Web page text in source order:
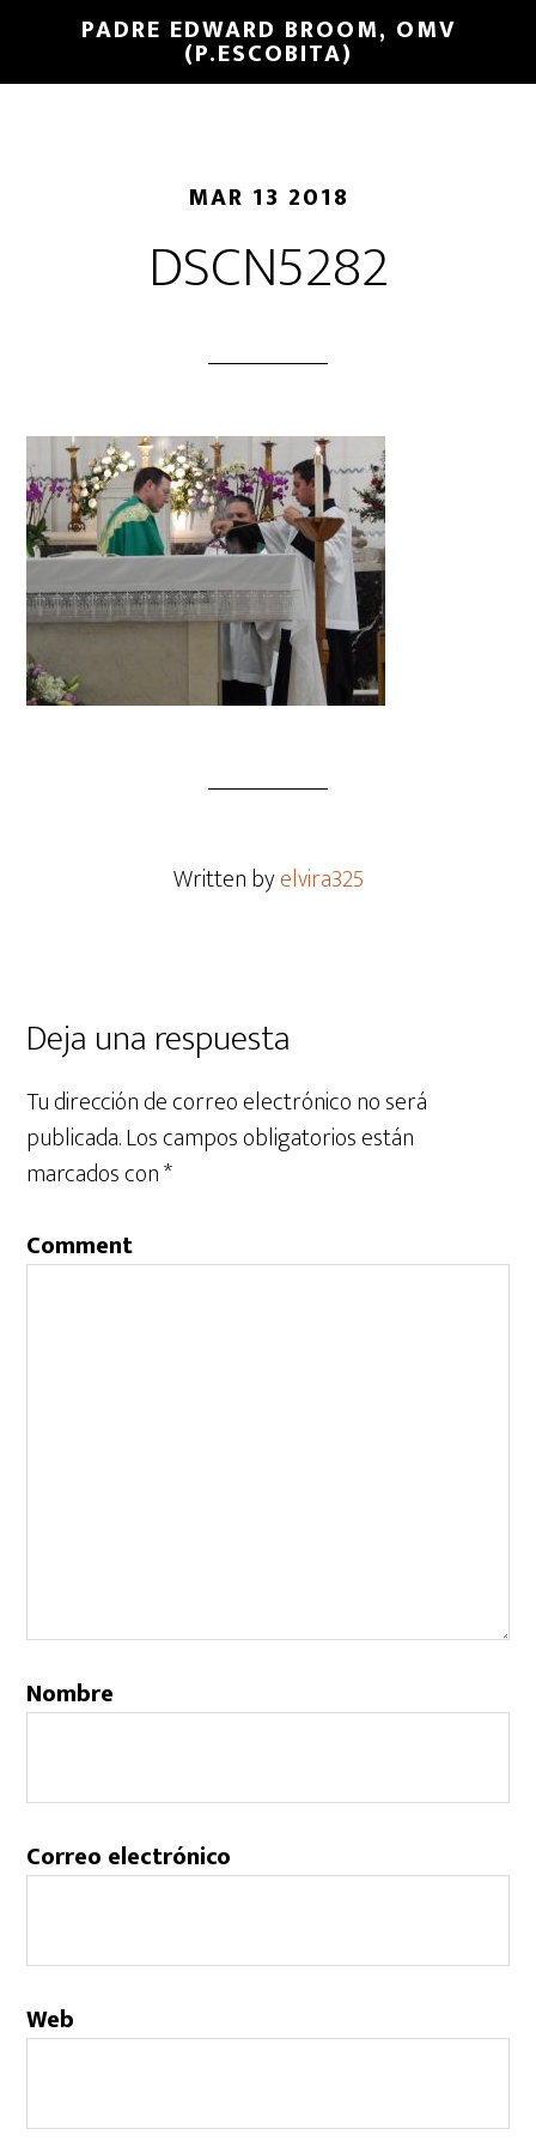
PADRE EDWARD BROOM, OMV
(P.ESCOBITA)
MAR 13 2018
DSCN5282
Written byelvira325
Deja una respuesta
Tu dirección de correo electrónico no será
publicada.Los campos obligatorios están
marcados con*
Comment
Nombre
Correo electrónico
Web